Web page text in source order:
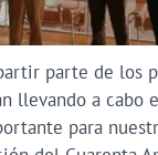
parte de los
llevando a cabo
para